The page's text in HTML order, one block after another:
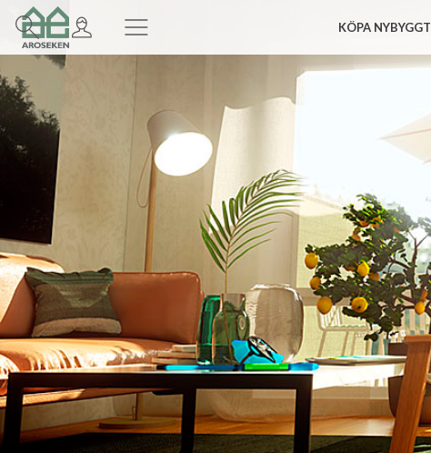
KÖPA NYBYGGT